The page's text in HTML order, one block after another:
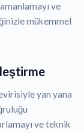
ve
mükemmel
yan yana
ve teknik